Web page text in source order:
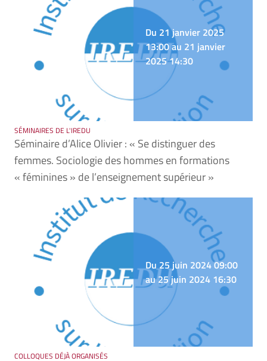
Du 21 janvier 2025
13:00 au 21 janvier
2025 14:30
SÉMINAIRES DE L'IREDU
Séminaire d’Alice Olivier : « Se distinguer des
femmes. Sociologie des hommes en formations
« féminines » de l’enseignement supérieur »
Du 25 juin 2024 09:00
au 25 juin 2024 16:30
COLLOQUES DÉJÀ ORGANISÉS